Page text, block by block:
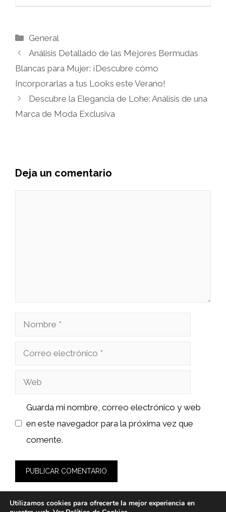
Categorías
General
Análisis Detallado de las Mejores Bermudas
Blancas para Mujer: ¡Descubre cómo
Incorporarlas a tus Looks este Verano!
Descubre la Elegancia de Lohe: Análisis de una
Marca de Moda Exclusiva
Deja un comentario
Nombre
Correo
Web
Guarda mi nombre, correo electrónico y web
en este navegador para la próxima vez que
comente.
Utilizamos cookies para ofrecerte la mejor experiencia en